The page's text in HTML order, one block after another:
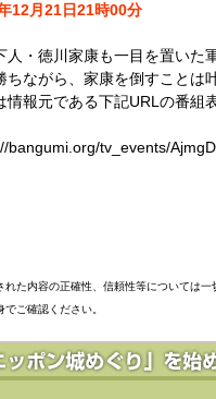
12月21日21時00分
人・徳川家康も一目を置い
ちながら、家康を倒すことは
情報元である下記URLの番組
bangumi.org/tv_events/
た内容の正確性、信頼性等については
でご確認ください。